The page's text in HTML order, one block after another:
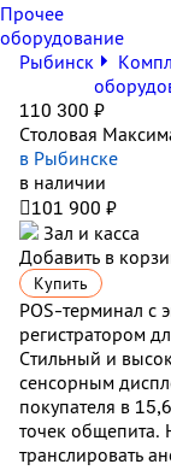
Прочее
оборудование
Рыбинск
110 300 ₽
Столовая
в Рыбинске
в наличии
101 900 ₽
Зал и касса
Добавить в
Купить
POS-терминал с
регистратором
Стильный и
сенсорным
покупателя в
точек общепита.
транслировать